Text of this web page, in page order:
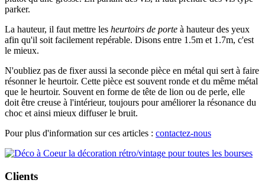
parker.
La hauteur, il faut mettre les heurtoirs de porte à hauteur des yeux
afin qu'il soit facilement repérable. Disons entre 1.5m et 1.7m, c'est
le mieux.
N'oubliez pas de fixer aussi la seconde pièce en métal qui sert à faire
résonner le heurtoir. Cette pièce est souvent ronde et du même métal
que le heurtoir. Souvent en forme de tête de lion ou de perle, elle
doit être creuse à l'intérieur, toujours pour améliorer la résonance du
choc et ainsi mieux diffuser le bruit.
Pour plus d'information sur ces articles : contactez-nous
Clients